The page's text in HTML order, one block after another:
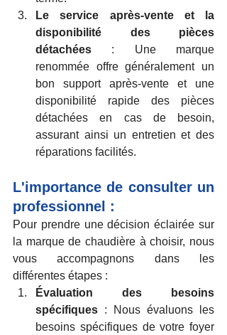
Le service après-vente et la
disponibilité des pièces
détachées : Une marque
renommée offre généralement un
bon support après-vente et une
disponibilité rapide des pièces
détachées en cas de besoin,
assurant ainsi un entretien et des
réparations facilités.
L'importance de consulter un
professionnel :
Pour prendre une décision éclairée sur
la marque de chaudière à choisir, nous
vous accompagnons dans les
différentes étapes :
Évaluation des besoins
spécifiques : Nous évaluons les
besoins spécifiques de votre foyer